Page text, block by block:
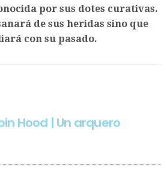
por sus dotes curativas.
de sus heridas sino que
con su pasado.
Hood | Un arquero